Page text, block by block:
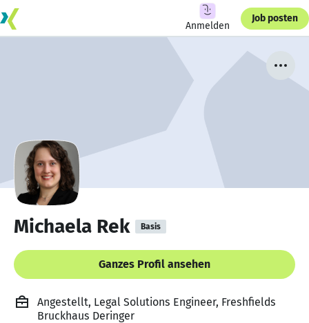
Anmelden
Job posten
Michaela Rek Basis
Ganzes Profil ansehen
Angestellt, Legal Solutions Engineer, Freshfields
Bruckhaus Deringer